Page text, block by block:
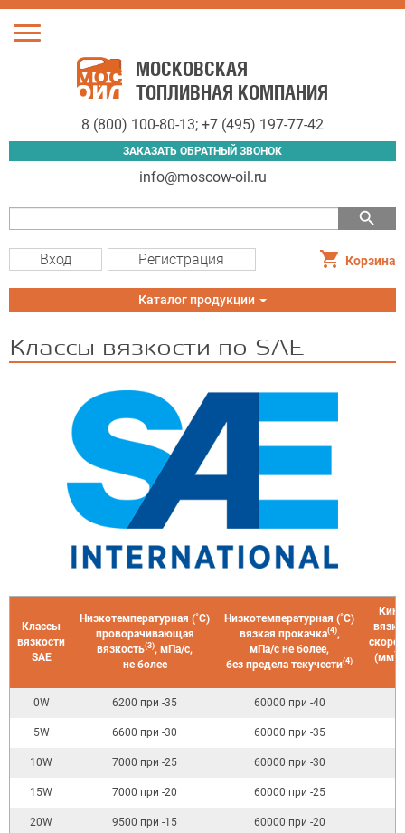
Toggle
МОСКОВСКАЯ
ТОПЛИВНАЯ КОМПАНИЯ
8 (800) 100-80-13; +7 (495) 197-77-42
ЗАКАЗАТЬ ОБРАТНЫЙ ЗВОНОК
info@moscow-oil.ru
search
Вход Регистрация Корзина
Toggle
navigation
Каталог продукции
Классы вязкости по SAE
Классы
вязкости
SAE
Низкотемпературная (˚C)
проворачивающая
вязкость(3), мПа/с,
не более
Низкотемпературная (˚C)
вязкая прокачка(4),
мПа/с не более,
без предела текучести(4)
(мм2
0W 6200 при -35 60000 при -40
5W 6600 при -30 60000 при -35
10W 7000 при -25 60000 при -30
15W 7000 при -20 60000 при -25
20W 9500 при -15 60000 при -20